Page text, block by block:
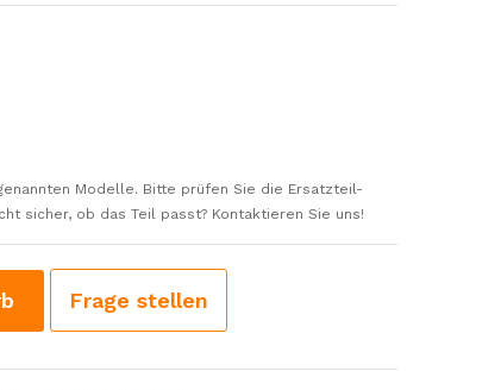
Modelle. Bitte prüfen Sie die Ersatzteil-
sicher, ob das Teil passt? Kontaktieren Sie uns!
Frage stellen